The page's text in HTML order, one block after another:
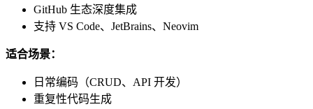
GitHub 生态深度集成
支持 VS Code、JetBrains、Neovim
适合场景：
日常编码（CRUD、API 开发）
重复性代码生成